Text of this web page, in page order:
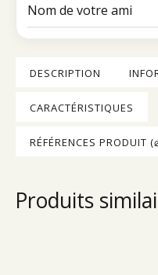
DESCRIPTION
CARACTÉRISTIQUES
RÉFÉRENCES PRODUIT
Produits